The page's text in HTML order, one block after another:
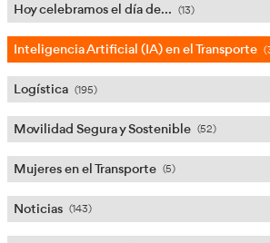
COVID-19 (8)
Digitalización Transporte
En Ruta (38)
Eventos y Jornadas FP (37)
Formación Profesional (233)